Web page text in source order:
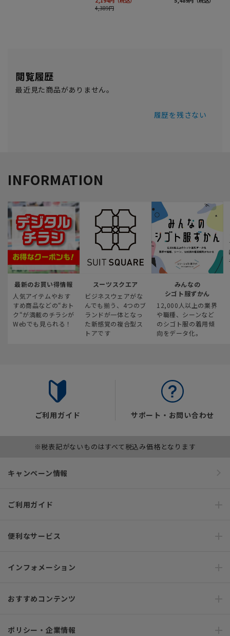
閲覧履歴
最近見た商品がありません。
履歴を残さない
INFORMATION
最新のお買い得情報
人気アイテムやおす
すめ商品などの“おト
ク“が満載のチラシが
Webでも見られる！
スーツスクエア
ビジネスウェアがな
んでも揃う、4つのブ
ランドが一体となっ
た新感覚の複合型ス
トアです
みんなの
シゴト服ずかん
12,000人以上の業界
や職種、シーンなど
のシゴト服の着用傾
向をデータ化。
ご利用ガイド サポート・お問い合わせ
※税表記がないものはすべて税込み価格となります
キャンペーン情報
ご利用ガイド
便利なサービス
インフォメーション
おすすめコンテンツ
ポリシー・企業情報